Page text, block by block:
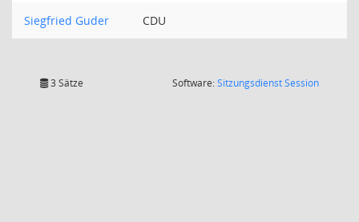
Siegfried Guder CDU
3 Sätze Software:SitzungsdienstSession(Wird in